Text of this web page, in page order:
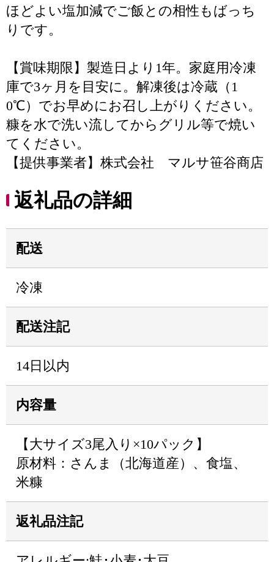
ほどよい塩加減でご飯との相性もばっち
りです。
【賞味期限】製造日より1年。家庭用冷凍
庫で3ヶ月を目安に。解凍後は冷蔵（1
0℃）でお早めにお召し上がりください。
糠を水で洗い流してからグリル等で焼い
てください。
【提供事業者】株式会社 マルサ笹谷商店
返礼品の詳細
配送
冷凍
配送注記
14日以内
内容量
【大サイズ3尾入り×10パック】
原材料：さんま（北海道産）、食塩、
米糠
返礼品注記